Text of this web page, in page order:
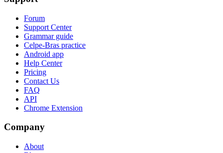
Forum
Support Center
Grammar guide
Celpe-Bras practice
Android app
Help Center
Pricing
Contact Us
FAQ
API
Chrome Extension
Company
About